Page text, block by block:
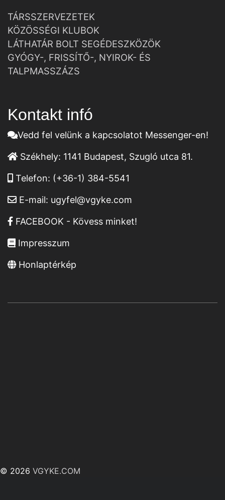
TÁRSSZERVEZETEK
KÖZÖSSÉGI KLUBOK
LÁTHATÁR BOLT SEGÉDESZKÖZÖK
GYÓGY-, FRISSÍTŐ-, NYIROK- ÉS
TALPMASSZÁZS
Kontakt infó
Vedd fel velünk a kapcsolatot Messenger-en!
Székhely: 1141 Budapest, Szugló utca 81.
Telefon: (+36-1) 384-5541
E-mail: ugyfel@vgyke.com
FACEBOOK - Kövess minket!
Impresszum
Honlaptérkép
© 2026 VGYKE.COM